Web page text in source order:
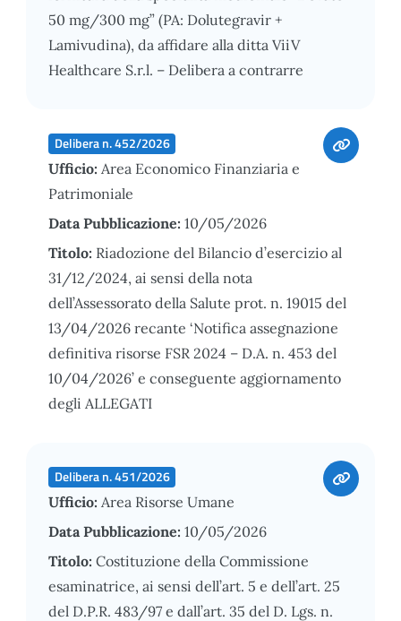
50 mg/300 mg” (PA: Dolutegravir +
Lamivudina), da affidare alla ditta ViiV
Healthcare S.r.l. – Delibera a contrarre
Delibera n. 452/2026
Ufficio: Area Economico Finanziaria e
Patrimoniale
Data Pubblicazione: 10/05/2026
Titolo: Riadozione del Bilancio d’esercizio al
31/12/2024, ai sensi della nota
dell’Assessorato della Salute prot. n. 19015 del
13/04/2026 recante ‘Notifica assegnazione
definitiva risorse FSR 2024 – D.A. n. 453 del
10/04/2026’ e conseguente aggiornamento
degli ALLEGATI
Delibera n. 451/2026
Ufficio: Area Risorse Umane
Data Pubblicazione: 10/05/2026
Titolo: Costituzione della Commissione
esaminatrice, ai sensi dell’art. 5 e dell’art. 25
del D.P.R. 483/97 e dall’art. 35 del D. Lgs. n.